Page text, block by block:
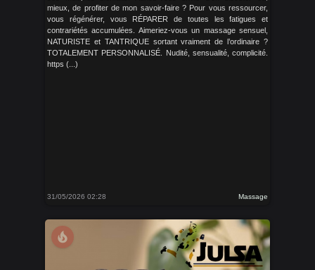
mieux, de profiter de mon savoir-faire ? Pour vous ressourcer,
vous régénérer, vous RÉPARER de toutes les fatigues et
contrariétés accumulées. Aimeriez-vous un massage sensuel,
NATURISTE et TANTRIQUE sortant vraiment de l’ordinaire ?
TOTALEMENT PERSONNALISÉ. Nudité, sensualité, complicité.
https (...)
31/05/2026 02:28 Massage
local_fire_department